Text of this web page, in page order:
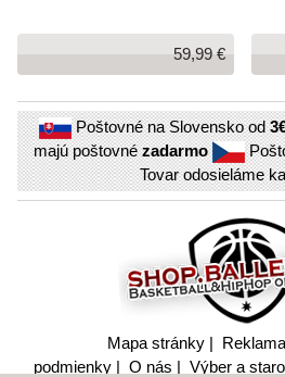
59,99 €
Poštovné na Slovensko od
majú poštovnézadarmo
Tovar odosieláme
Mapa stránky |
podmienky | O nás | Výber a